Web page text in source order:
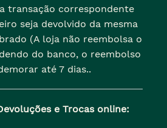
transação correspondente
seja devolvido da mesma
(A loja não reembolsa o
do banco, o reembolso
até 7 dias..
e Trocas online: